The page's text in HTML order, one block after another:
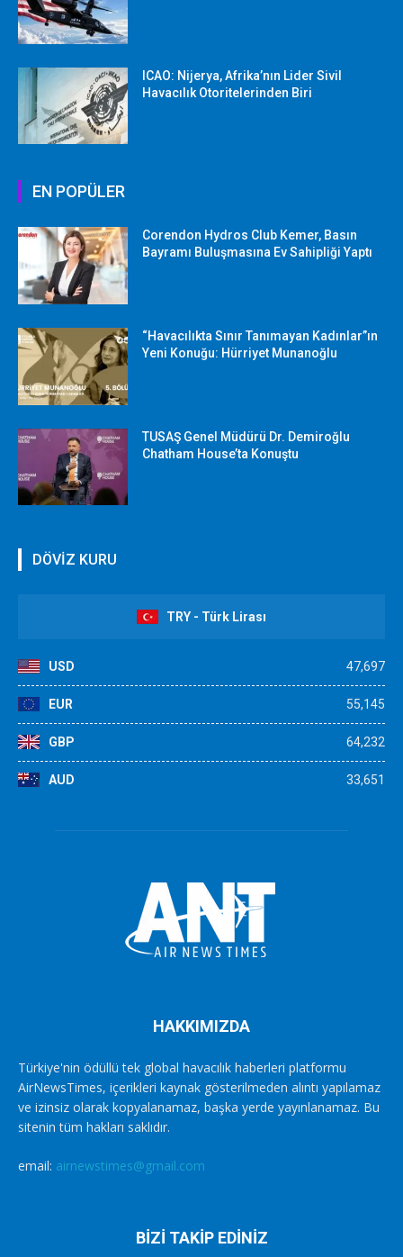
ICAO: Nijerya, Afrika’nın Lider Sivil
Havacılık Otoritelerinden Biri
EN POPÜLER
Corendon Hydros Club Kemer, Basın
Bayramı Buluşmasına Ev Sahipliği Yaptı
“Havacılıkta Sınır Tanımayan Kadınlar”ın
Yeni Konuğu: Hürriyet Munanoğlu
TUSAŞ Genel Müdürü Dr. Demiroğlu
Chatham House’ta Konuştu
DÖVİZ KURU
TRY - Türk Lirası
USD 47,697
EUR 55,145
GBP 64,232
AUD 33,651
HAKKIMIZDA
Türkiye'nin ödüllü tek global havacılık haberleri platformu
AirNewsTimes, içerikleri kaynak gösterilmeden alıntı yapılamaz
ve izinsiz olarak kopyalanamaz, başka yerde yayınlanamaz. Bu
sitenin tüm hakları saklıdır.
email: airnewstimes@gmail.com
BİZİ TAKİP EDİNİZ